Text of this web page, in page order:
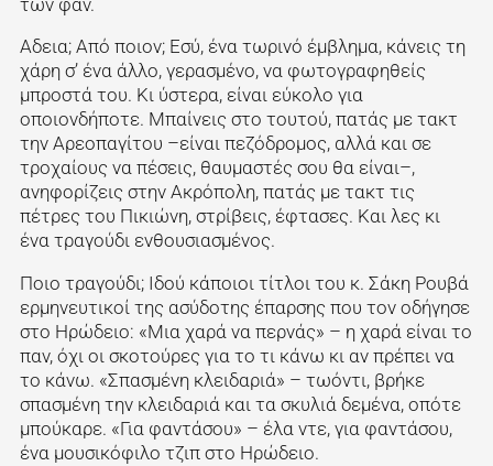
Αδεια; Από ποιον; Εσύ, ένα τωρινό έμβλημα, κάνεις τη
χάρη σ’ ένα άλλο, γερασμένο, να φωτογραφηθείς
μπροστά του. Κι ύστερα, είναι εύκολο για
οποιονδήποτε. Μπαίνεις στο τουτού, πατάς με τακτ
την Αρεοπαγίτου –είναι πεζόδρομος, αλλά και σε
τροχαίους να πέσεις, θαυμαστές σου θα είναι–,
ανηφορίζεις στην Ακρόπολη, πατάς με τακτ τις
πέτρες του Πικιώνη, στρίβεις, έφτασες. Και λες κι
ένα τραγούδι ενθουσιασμένος.
Ποιο τραγούδι; Ιδού κάποιοι τίτλοι του κ. Σάκη Ρουβά
ερμηνευτικοί της ασύδοτης έπαρσης που τον οδήγησε
στο Ηρώδειο: «Μια χαρά να περνάς» – η χαρά είναι το
παν, όχι οι σκοτούρες για το τι κάνω κι αν πρέπει να
το κάνω. «Σπασμένη κλειδαριά» – τωόντι, βρήκε
σπασμένη την κλειδαριά και τα σκυλιά δεμένα, οπότε
μπούκαρε. «Για φαντάσου» – έλα ντε, για φαντάσου,
ένα μουσικόφιλο τζιπ στο Ηρώδειο.